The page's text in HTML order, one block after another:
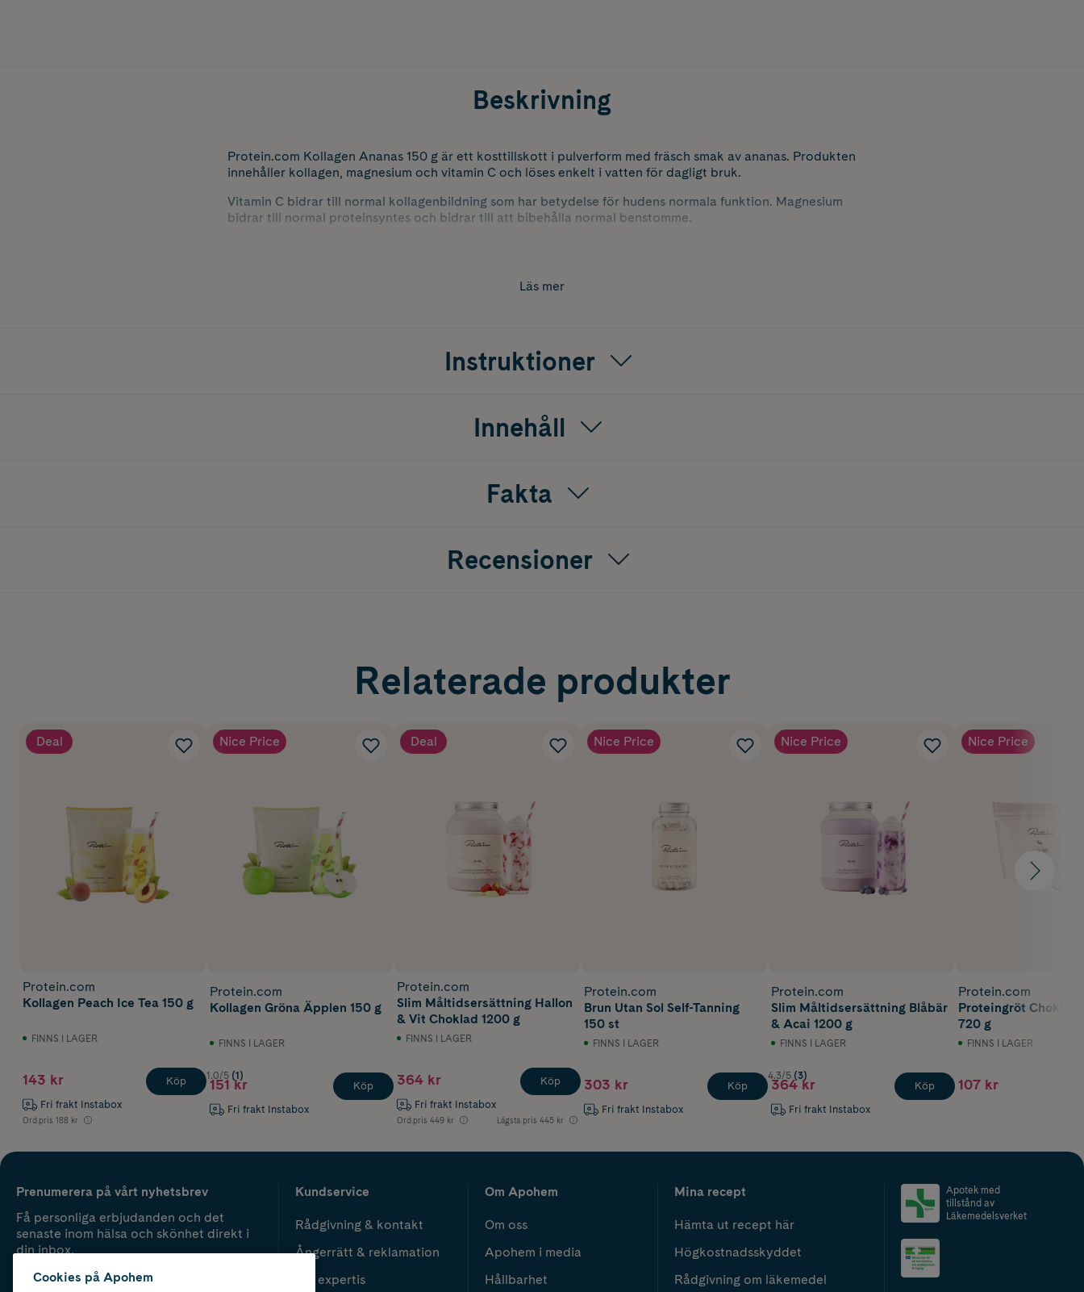
Beskrivning
Protein.com Kollagen Ananas 150 g är ett kosttillskott i pulverform med fräsch smak av ananas. Produkten
innehåller kollagen, magnesium och vitamin C och löses enkelt i vatten för dagligt bruk.
Vitamin C bidrar till normal kollagenbildning som har betydelse för hudens normala funktion. Magnesium
bidrar till normal proteinsyntes och bidrar till att bibehålla normal benstomme.
Läs mer
Instruktioner
Innehåll
Fakta
Recensioner
Relaterade produkter
Deal
Protein.com
Kollagen Peach Ice Tea 150 g
FINNS I LAGER
143 kr
Fri frakt Instabox
Ord.pris 188 kr
Köp
Nice Price
Protein.com
Kollagen Gröna Äpplen 150 g
FINNS I LAGER
1.0/5 (1)
151 kr
Fri frakt Instabox
Köp
Deal
Protein.com
Slim Måltidsersättning Hallon
& Vit Choklad 1200 g
FINNS I LAGER
364 kr
Fri frakt Instabox
Ord.pris 449 kr Lägsta pris 445 kr
Köp
Nice Price
Protein.com
Brun Utan Sol Self-Tanning
150 st
FINNS I LAGER
303 kr
Fri frakt Instabox
Köp
Nice Price
Protein.com
Slim Måltidsersättning Blåbär
& Acai 1200 g
FINNS I LAGER
4.3/5 (3)
364 kr
Fri frakt Instabox
Köp
Nice Price
Protein.com
Proteingröt Choklad
720 g
FINNS I LAGER
107 kr
Prenumerera på vårt nyhetsbrev
Få personliga erbjudanden och det
senaste inom hälsa och skönhet direkt i
din inbox.
Kundservice
Rådgivning & kontakt
Ångerrätt & reklamation
Vår expertis
Om Apohem
Om oss
Apohem i media
Hållbarhet
Mina recept
Hämta ut recept här
Högkostnadsskyddet
Rådgivning om läkemedel
Apotek med
tillstånd av
Läkemedelsverket
Cookies på Apohem